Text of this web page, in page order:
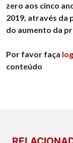
zero aos cinco
2019, através da
do aumento da
Por favor faça
conteúdo